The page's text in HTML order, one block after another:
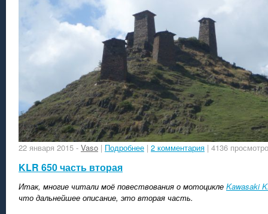
22 января 2015 - Vaso | Подробнее | 2 комментария | 4136
KLR 650 часть вторая
Итак, многие читали моё повествования о мотоцикле Kawasaki
что дальнейшее описание, это вторая часть.